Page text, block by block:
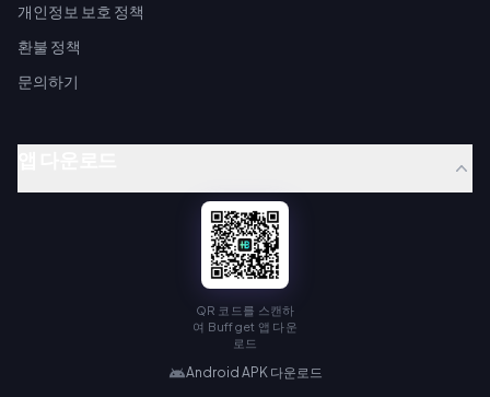
개인정보 보호 정책
환불 정책
문의하기
QR 코드를 스캔하
여 Buffget 앱 다운
로드
Android APK 다운로드